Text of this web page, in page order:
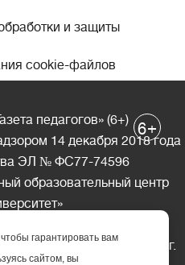
и защиты
cookie-файлов
педагогов» (6+)
14 декабря 2018 года
ЭЛ № ФС77-74596
образовательный центр
Республика Карелия, г.
6+
гарантировать вам
сайтом, вы